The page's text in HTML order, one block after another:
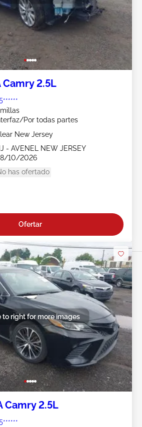
Camry 2.5L
Por todas partes
New Jersey
- AVENEL NEW JERSEY
10/2026
has ofertado
Ofertar
to right for more images
Camry 2.5L